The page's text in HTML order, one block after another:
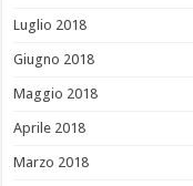
Luglio 2018
Giugno 2018
Maggio 2018
Aprile 2018
Marzo 2018